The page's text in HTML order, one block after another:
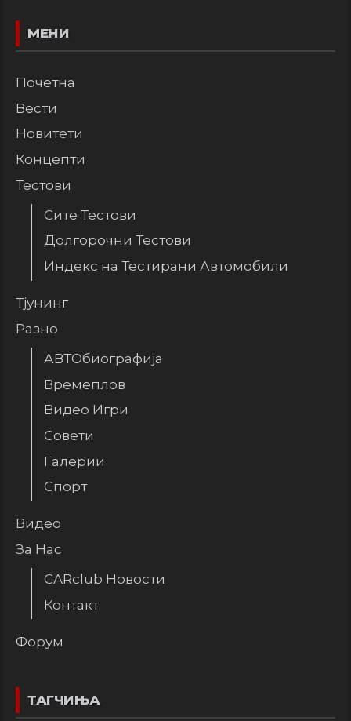
МЕНИ
Почетна
Вести
Новитети
Концепти
Тестови
Сите Тестови
Долгорочни Тестови
Индекс на Тестирани Автомобили
Тјунинг
Разно
АВТОбиографија
Времеплов
Видео Игри
Совети
Галерии
Спорт
Видео
За Нас
CARclub Новости
Контакт
Форум
ТАГЧИЊА